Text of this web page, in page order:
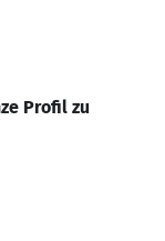
Profil zu